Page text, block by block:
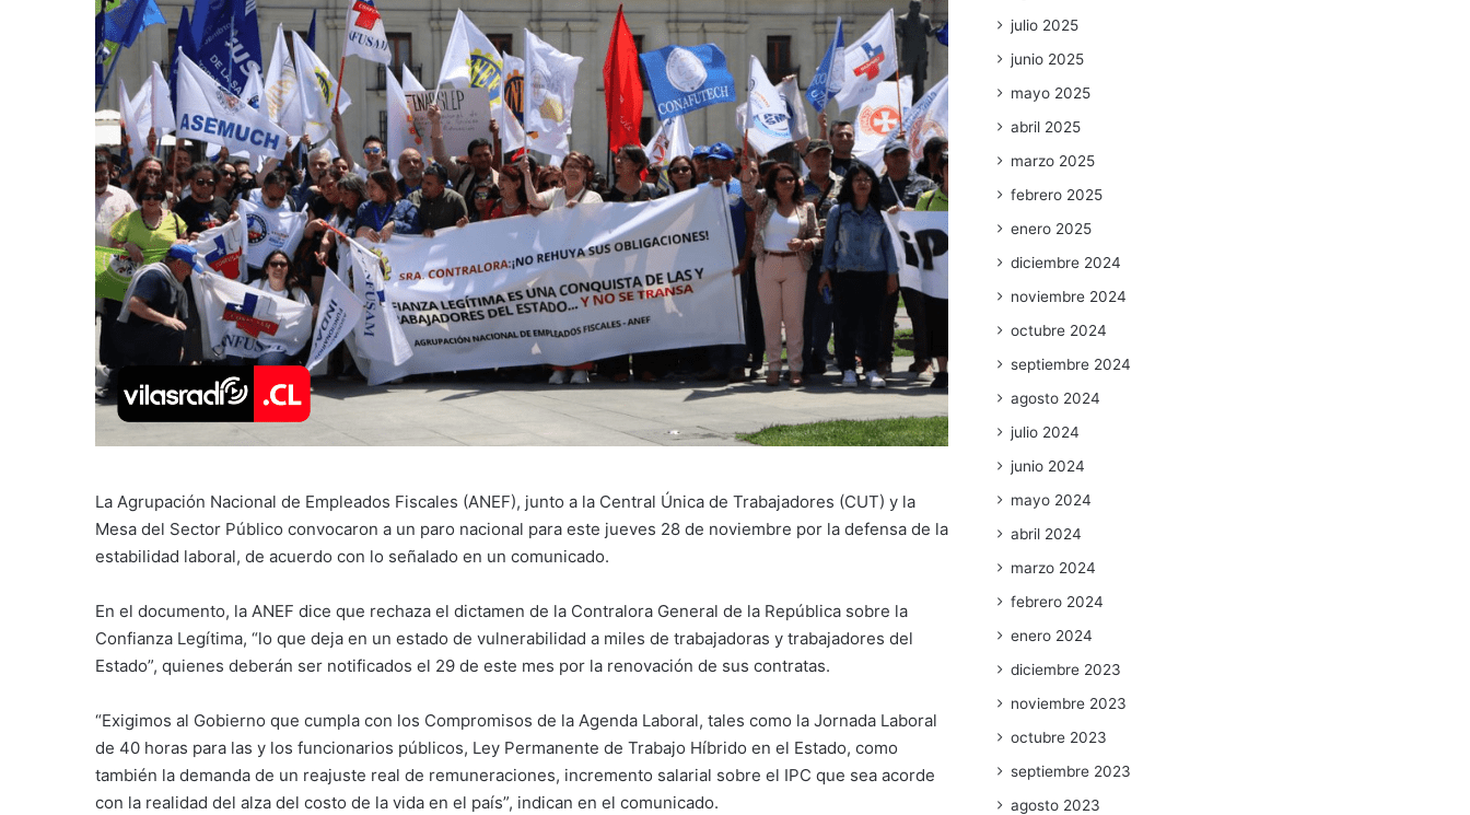
La Agrupación Nacional de Empleados Fiscales (ANEF), junto a la Central Única de Trabajadores (CUT) y la
Mesa del Sector Público convocaron a un paro nacional para este jueves 28 de noviembre por la defensa de la
estabilidad laboral, de acuerdo con lo señalado en un comunicado.
En el documento, la ANEF dice que rechaza el dictamen de la Contralora General de la República sobre la
Confianza Legítima, “lo que deja en un estado de vulnerabilidad a miles de trabajadoras y trabajadores del
Estado”, quienes deberán ser notificados el 29 de este mes por la renovación de sus contratas.
“Exigimos al Gobierno que cumpla con los Compromisos de la Agenda Laboral, tales como la Jornada Laboral
de 40 horas para las y los funcionarios públicos, Ley Permanente de Trabajo Híbrido en el Estado, como
también la demanda de un reajuste real de remuneraciones, incremento salarial sobre el IPC que sea acorde
con la realidad del alza del costo de la vida en el país”, indican en el comunicado.
julio 2025
junio 2025
mayo 2025
abril 2025
marzo 2025
febrero 2025
enero 2025
diciembre 2024
noviembre 2024
octubre 2024
septiembre 2024
agosto 2024
julio 2024
junio 2024
mayo 2024
abril 2024
marzo 2024
febrero 2024
enero 2024
diciembre 2023
noviembre 2023
octubre 2023
septiembre 2023
agosto 2023